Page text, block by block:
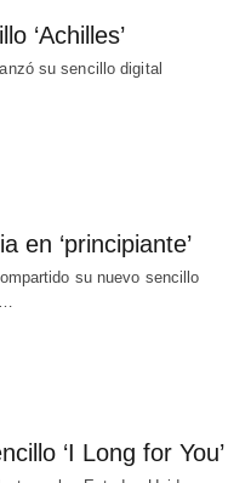
‘Achilles’
su sencillo digital
en ‘principiante’
su nuevo sencillo
‘I Long for You’